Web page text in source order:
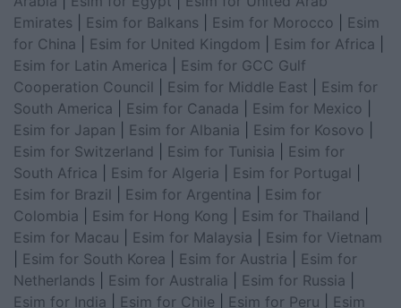
Emirates
Esim for Balkans Esim for Morocco
Esim
for China
Esim for United Kingdom Esim for Africa
Esim for Latin America
Esim for GCC Gulf
Cooperation Council
Esim for Middle East
Esim for
South America
Esim for Canada Esim for Mexico
Esim for Japan
Esim for Albania Esim for Kosovo
Esim for Switzerland
Esim for Tunisia
Esim for
South Africa
Esim for Algeria Esim for Portugal
Esim for Brazil
Esim for Argentina
Esim for
Colombia
Esim for Hong Kong Esim for Thailand
Esim for Macau
Esim for Malaysia
Esim for Vietnam
Esim for South Korea Esim for Austria
Esim for
Netherlands
Esim for Australia Esim for Russia
Esim for India
Esim for Chile Esim for Peru
Esim